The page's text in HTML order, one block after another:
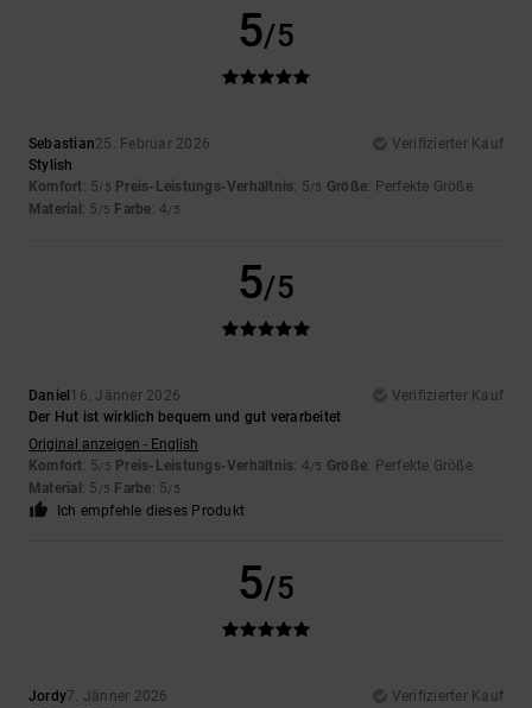
5/5
Sebastian25. Februar 2026
Verifizierter Kauf
Stylish
Komfort: 5/5 Preis-Leistungs-Verhältnis: 5/5 Größe: Perfekte Größe
Material : 5 /5 Farbe: 4/5
5/5
Daniel 16. Jänner 2026
Verifizierter Kauf
Der Hut ist wirklich bequem und gut verarbeitet
Original anzeigen - English
Komfort: 5/5 Preis-Leistungs-Verhältnis: 4/5 Größe: Perfekte Größe
Material : 5 /5 Farbe: 5/5
Ich empfehle dieses Produkt
5/5
Jordy7. Jänner 2026
Verifizierter Kauf